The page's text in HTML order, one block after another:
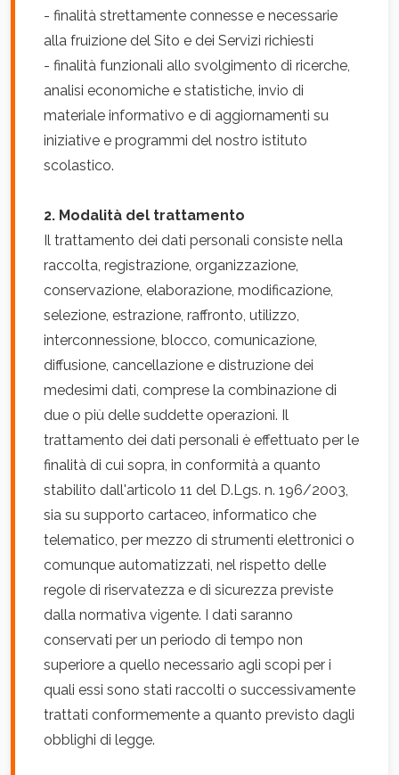
- finalità strettamente connesse e necessarie
alla fruizione del Sito e dei Servizi richiesti
- finalità funzionali allo svolgimento di ricerche,
analisi economiche e statistiche, invio di
materiale informativo e di aggiornamenti su
iniziative e programmi del nostro istituto
scolastico.
2. Modalità del trattamento
Il trattamento dei dati personali consiste nella
raccolta, registrazione, organizzazione,
conservazione, elaborazione, modificazione,
selezione, estrazione, raffronto, utilizzo,
interconnessione, blocco, comunicazione,
diffusione, cancellazione e distruzione dei
medesimi dati, comprese la combinazione di
due o più delle suddette operazioni. Il
trattamento dei dati personali è effettuato per le
finalità di cui sopra, in conformità a quanto
stabilito dall'articolo 11 del D.Lgs. n. 196/2003,
sia su supporto cartaceo, informatico che
telematico, per mezzo di strumenti elettronici o
comunque automatizzati, nel rispetto delle
regole di riservatezza e di sicurezza previste
dalla normativa vigente. I dati saranno
conservati per un periodo di tempo non
superiore a quello necessario agli scopi per i
quali essi sono stati raccolti o successivamente
trattati conformemente a quanto previsto dagli
obblighi di legge.